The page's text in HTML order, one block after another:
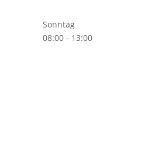
Sonntag
08:00 - 13:00